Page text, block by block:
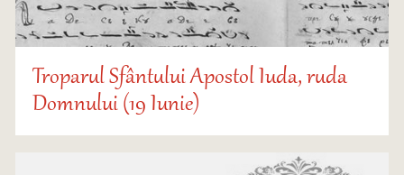
Troparul Sfântului Apostol Iuda, ruda
Domnului (19 Iunie)